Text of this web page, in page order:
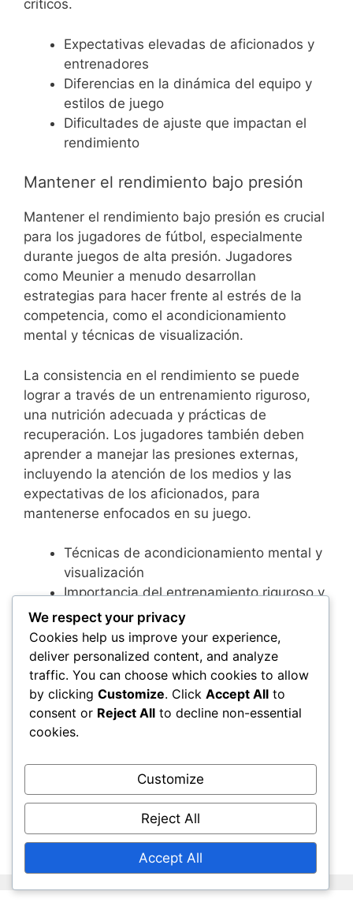
críticos.
Expectativas elevadas de aficionados y
entrenadores
Diferencias en la dinámica del equipo y
estilos de juego
Dificultades de ajuste que impactan el
rendimiento
Mantener el rendimiento bajo presión
Mantener el rendimiento bajo presión es crucial
para los jugadores de fútbol, especialmente
durante juegos de alta presión. Jugadores
como Meunier a menudo desarrollan
estrategias para hacer frente al estrés de la
competencia, como el acondicionamiento
mental y técnicas de visualización.
La consistencia en el rendimiento se puede
lograr a través de un entrenamiento riguroso,
una nutrición adecuada y prácticas de
recuperación. Los jugadores también deben
aprender a manejar las presiones externas,
incluyendo la atención de los medios y las
expectativas de los aficionados, para
mantenerse enfocados en su juego.
Técnicas de acondicionamiento mental y
visualización
Importancia del entrenamiento riguroso y
la nutrición
Manejo de presiones externas: medios y
expectativas de los aficionados
Categories
Legado e Impacto
clubes, Influencia en compañeros de equipo,
Legado
Youri Tielemans: Academia juvenil,
Antecedentes familiares, Intereses personales
We respect your privacy
Cookies help us improve your experience,
deliver personalized content, and analyze
traffic. You can choose which cookies to allow
by clicking Customize. Click Accept All to
consent or Reject All to decline non-essential
cookies.
Customize
Reject All
Accept All